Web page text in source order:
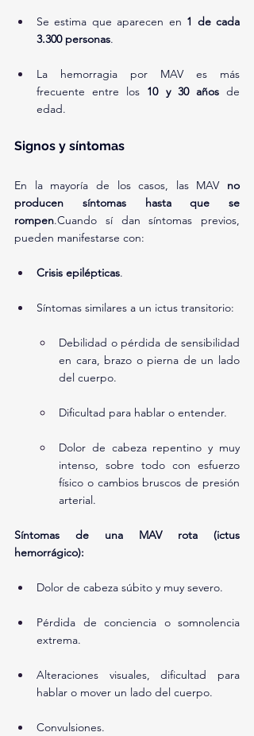
Se estima que aparecen en 1 de cada
3.300 personas.
La hemorragia por MAV es más
frecuente entre los 10 y 30 años de
edad.
Signos y síntomas
En la mayoría de los casos, las MAV no
producen síntomas hasta que se
rompen.Cuando sí dan síntomas previos,
pueden manifestarse con:
Crisis epilépticas.
Síntomas similares a un ictus transitorio:
Debilidad o pérdida de sensibilidad
en cara, brazo o pierna de un lado
del cuerpo.
Dificultad para hablar o entender.
Dolor de cabeza repentino y muy
intenso, sobre todo con esfuerzo
físico o cambios bruscos de presión
arterial.
Síntomas de una MAV rota (ictus
hemorrágico):
Dolor de cabeza súbito y muy severo.
Pérdida de conciencia o somnolencia
extrema.
Alteraciones visuales, dificultad para
hablar o mover un lado del cuerpo.
Convulsiones.